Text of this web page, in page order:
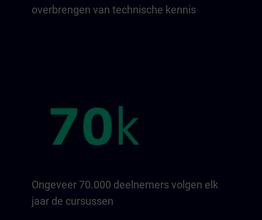
overbrengen van technische kennis
Ongeveer 70.000 deelnemers volgen elk
jaar de cursussen